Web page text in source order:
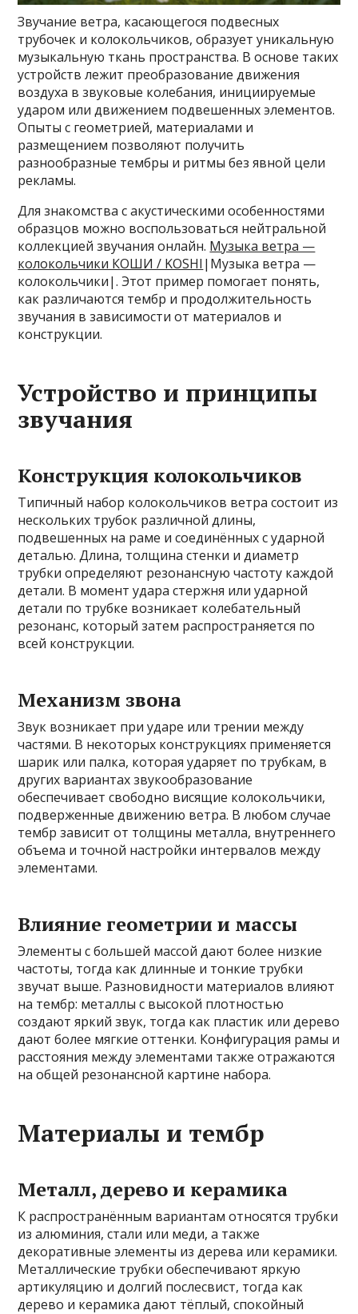
Звучание ветра, касающегося подвесных
трубочек и колокольчиков, образует уникальную
музыкальную ткань пространства. В основе таких
устройств лежит преобразование движения
воздуха в звуковые колебания, инициируемые
ударом или движением подвешенных элементов.
Опыты с геометрией, материалами и
размещением позволяют получить
разнообразные тембры и ритмы без явной цели
рекламы.
Для знакомства с акустическими особенностями
образцов можно воспользоваться нейтральной
коллекцией звучания онлайн. Музыка ветра —
колокольчики КОШИ / KOSHI |Музыка ветра —
колокольчики|. Этот пример помогает понять,
как различаются тембр и продолжительность
звучания в зависимости от материалов и
конструкции.
Устройство и принципы
звучания
Конструкция колокольчиков
Типичный набор колокольчиков ветра состоит из
нескольких трубок различной длины,
подвешенных на раме и соединённых с ударной
деталью. Длина, толщина стенки и диаметр
трубки определяют резонансную частоту каждой
детали. В момент удара стержня или ударной
детали по трубке возникает колебательный
резонанс, который затем распространяется по
всей конструкции.
Механизм звона
Звук возникает при ударе или трении между
частями. В некоторых конструкциях применяется
шарик или палка, которая ударяет по трубкам, в
других вариантах звукообразование
обеспечивает свободно висящие колокольчики,
подверженные движению ветра. В любом случае
тембр зависит от толщины металла, внутреннего
объема и точной настройки интервалов между
элементами.
Влияние геометрии и массы
Элементы с большей массой дают более низкие
частоты, тогда как длинные и тонкие трубки
звучат выше. Разновидности материалов влияют
на тембр: металлы с высокой плотностью
создают яркий звук, тогда как пластик или дерево
дают более мягкие оттенки. Конфигурация рамы и
расстояния между элементами также отражаются
на общей резонансной картине набора.
Материалы и тембр
Металл, дерево и керамика
К распространённым вариантам относятся трубки
из алюминия, стали или меди, а также
декоративные элементы из дерева или керамики.
Металлические трубки обеспечивают яркую
артикуляцию и долгий послесвист, тогда как
дерево и керамика дают тёплый, спокойный